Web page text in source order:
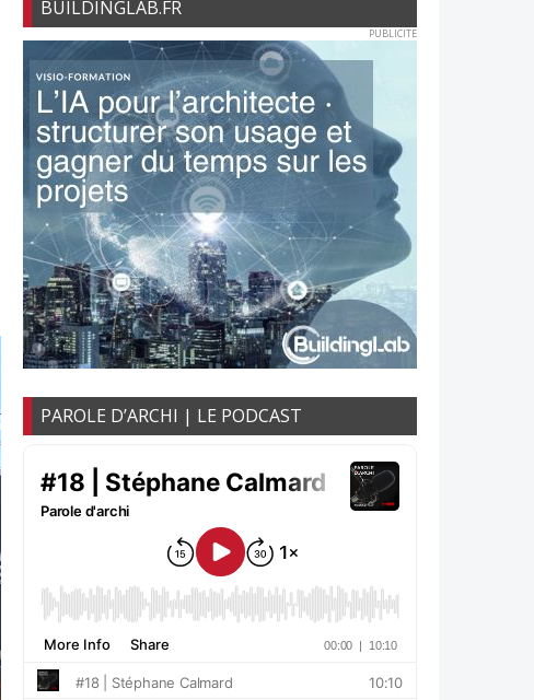
BUILDINGLAB.FR
PUBLICITE
PAROLE D’ARCHI | LE PODCAST